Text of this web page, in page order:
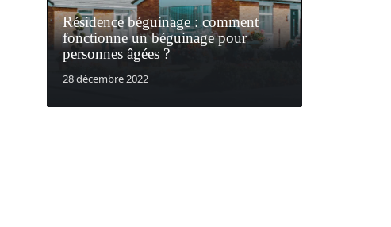
Résidence béguinage : comment
fonctionne un béguinage pour
personnes âgées ?
28 décembre 2022